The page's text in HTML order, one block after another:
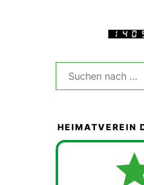
HEIMATVEREIN
>> Sommerliches
>> Sommerliches